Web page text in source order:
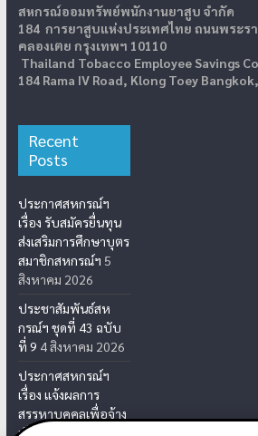
สหกรณ์ออมทรัพย์พนักงานยาสูบ จำกัด
184 การยาสูบแห่งประเทศไทย ถนนพระร
คลองเตย กรุงเทพฯ 10110
Thailand Tobacco Employee Savings
184 Rama IV Road, Klong Toey
Recent
Posts
ประกาศสหกรณ์ฯ
เรื่อง รับสมัครยื่นทุน
ส่งเสริมการศึกษาบุตร
สมาชิกสหกรณ์ฯ 5
สิงหาคม 2026
ประชาสัมพันธ์สห
กรณ์ฯ ชุดที่ 43 ฉบับ
ที่ 9 4 สิงหาคม 2026
ประกาศสหกรณ์ฯ
เรื่อง แจ้งผลการ
สรรหาบุคคลเพื่อจ้าง
เป็นเจ้าหน้าที่สห